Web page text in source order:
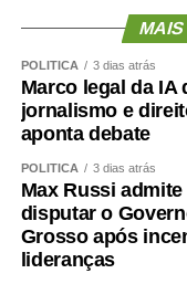
voltada
Aproximadamente
a ação.
Para o diretor
indicadores
atender pacientes
“O HMC foi
resolutividade.
regulados das UPAs
continuem
POLÍTICA 3 dias atrás
Marco legal da IA
jornalismo e
aponta debate
POLÍTICA 3 dias atrás
Max Russi
disputar o
Grosso após
lideranças